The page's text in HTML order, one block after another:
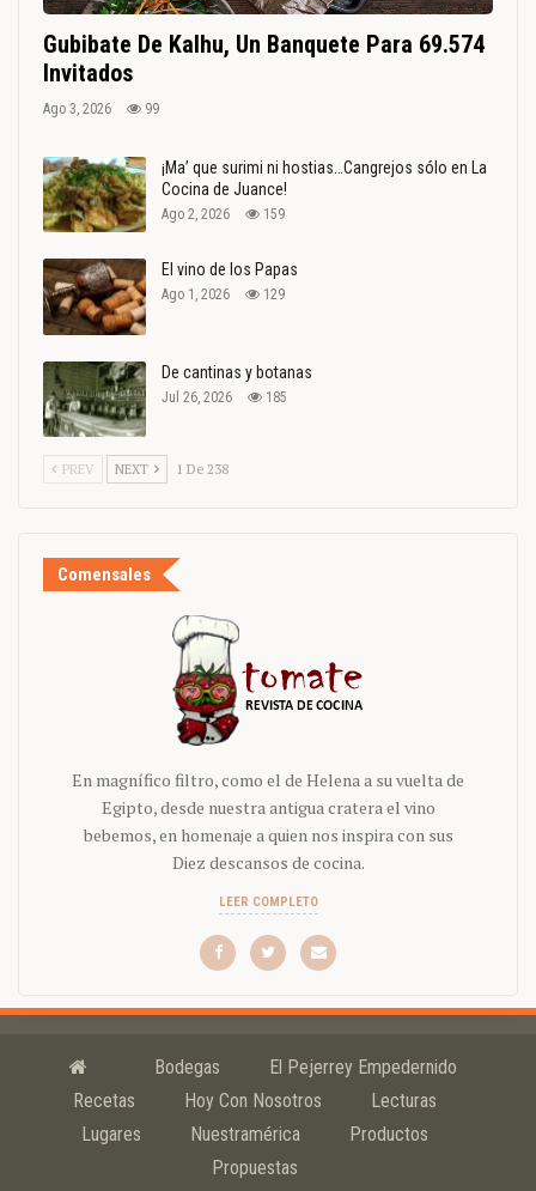
Gubibate De Kalhu, Un Banquete Para 69.574
Invitados
Ago 3, 2026 99
¡Ma’ que surimi ni hostias…Cangrejos sólo en La
Cocina de Juance!
Ago 2, 2026 159
El vino de los Papas
Ago 1, 2026 129
De cantinas y botanas
Jul 26, 2026 185
PREV NEXT 1 De 238
Comensales
En magnífico filtro, como el de Helena a su vuelta de
Egipto, desde nuestra antigua cratera el vino
bebemos, en homenaje a quien nos inspira con sus
Diez descansos de cocina.
LEER COMPLETO
Bodegas
El Pejerrey Empedernido
Recetas
Hoy Con Nosotros
Lecturas
Lugares
Nuestramérica
Productos
Propuestas